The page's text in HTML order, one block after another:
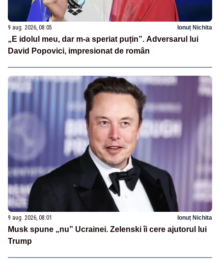
9 aug. 2026, 08:05 Ionuț Nichita
„E idolul meu, dar m-a speriat puțin”. Adversarul lui
David Popovici, impresionat de român
9 aug. 2026, 08:01 Ionuț Nichita
Musk spune „nu” Ucrainei. Zelenski îi cere ajutorul lui
Trump